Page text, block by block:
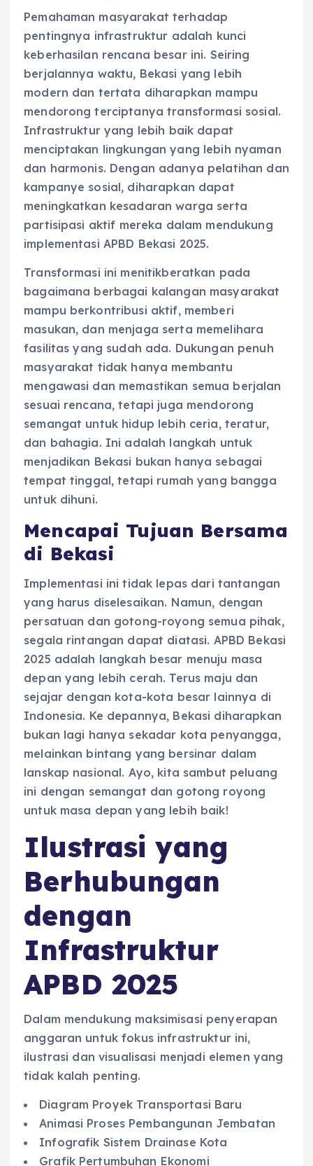
Pemahaman masyarakat terhadap
pentingnya infrastruktur adalah kunci
keberhasilan rencana besar ini. Seiring
berjalannya waktu, Bekasi yang lebih
modern dan tertata diharapkan mampu
mendorong terciptanya transformasi sosial.
Infrastruktur yang lebih baik dapat
menciptakan lingkungan yang lebih nyaman
dan harmonis. Dengan adanya pelatihan dan
kampanye sosial, diharapkan dapat
meningkatkan kesadaran warga serta
partisipasi aktif mereka dalam mendukung
implementasi APBD Bekasi 2025.
Transformasi ini menitikberatkan pada
bagaimana berbagai kalangan masyarakat
mampu berkontribusi aktif, memberi
masukan, dan menjaga serta memelihara
fasilitas yang sudah ada. Dukungan penuh
masyarakat tidak hanya membantu
mengawasi dan memastikan semua berjalan
sesuai rencana, tetapi juga mendorong
semangat untuk hidup lebih ceria, teratur,
dan bahagia. Ini adalah langkah untuk
menjadikan Bekasi bukan hanya sebagai
tempat tinggal, tetapi rumah yang bangga
untuk dihuni.
Mencapai Tujuan Bersama
di Bekasi
Implementasi ini tidak lepas dari tantangan
yang harus diselesaikan. Namun, dengan
persatuan dan gotong-royong semua pihak,
segala rintangan dapat diatasi. APBD Bekasi
2025 adalah langkah besar menuju masa
depan yang lebih cerah. Terus maju dan
sejajar dengan kota-kota besar lainnya di
Indonesia. Ke depannya, Bekasi diharapkan
bukan lagi hanya sekadar kota penyangga,
melainkan bintang yang bersinar dalam
lanskap nasional. Ayo, kita sambut peluang
ini dengan semangat dan gotong royong
untuk masa depan yang lebih baik!
Ilustrasi yang
Berhubungan
dengan
Infrastruktur
APBD 2025
Dalam mendukung maksimisasi penyerapan
anggaran untuk fokus infrastruktur ini,
ilustrasi dan visualisasi menjadi elemen yang
tidak kalah penting.
Diagram Proyek Transportasi Baru
Animasi Proses Pembangunan Jembatan
Infografik Sistem Drainase Kota
Grafik Pertumbuhan Ekonomi